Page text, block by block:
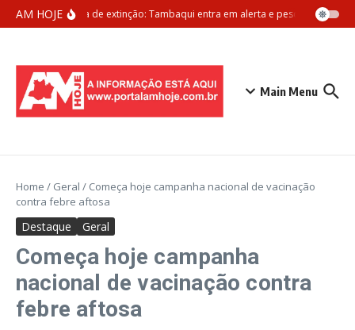
Ir para o conteúdo
AM HOJEAmeaça de extinção: Tambaqui entra em alerta e pesca pode ser
Main Menu
Home / Geral / Começa hoje campanha nacional de vacinação
contra febre aftosa
Destaque Geral
Começa hoje campanha
nacional de vacinação contra
febre aftosa